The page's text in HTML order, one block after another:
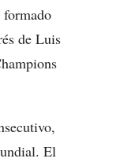
formado
de Luis
El